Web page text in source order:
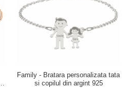
Family - Bratara personalizata tata
si copilul din argint 925